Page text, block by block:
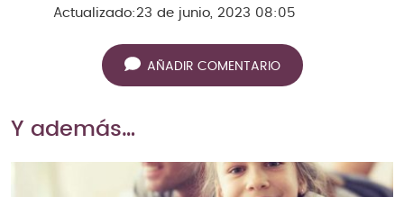
Actualizado: 23 de junio, 2023 08:05
AÑADIR COMENTARIO
Y además…